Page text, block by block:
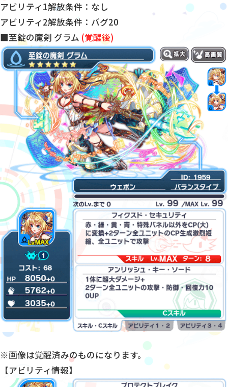
アビリティ1解放条件：なし
アビリティ2解放条件：バグ20
■至錠の魔剣 グラム (覚醒後)
※画像は覚醒済みのものになります。
【アビリティ情報】